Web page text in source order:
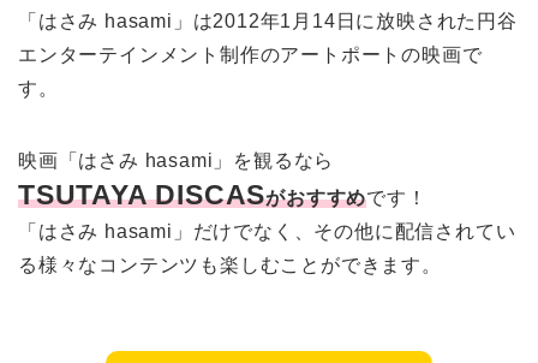
「はさみ hasami」は2012年1月14日に放映された円谷
エンターテインメント制作のアートポートの映画で
す。
映画「はさみ hasami」を観るなら
TSUTAYA DISCASがおすすめです！
「はさみ hasami」だけでなく、その他に配信されてい
る様々なコンテンツも楽しむことができます。